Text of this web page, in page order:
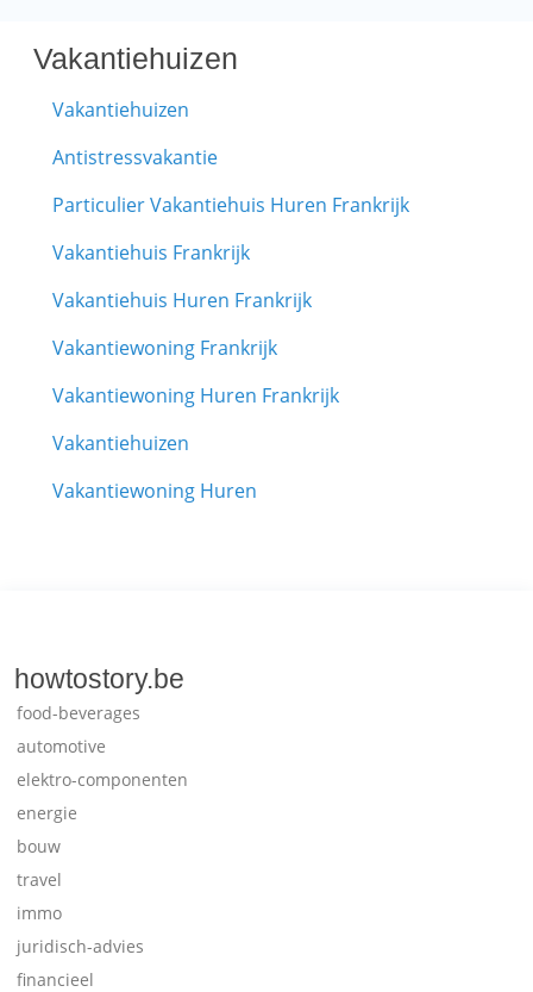
Vakantiehuizen
Vakantiehuizen
Antistressvakantie
Particulier Vakantiehuis Huren Frankrijk
Vakantiehuis Frankrijk
Vakantiehuis Huren Frankrijk
Vakantiewoning Frankrijk
Vakantiewoning Huren Frankrijk
Vakantiehuizen
Vakantiewoning Huren
howtostory.be
food-beverages
automotive
elektro-componenten
energie
bouw
travel
immo
juridisch-advies
financieel